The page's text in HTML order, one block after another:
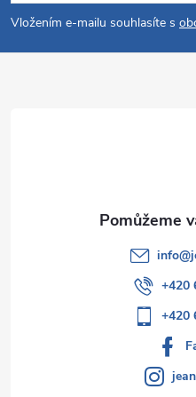
p
a
Vložením e-mailu souhlasíte s
info@
+420
+420